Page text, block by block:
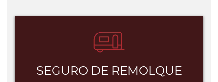
SEGURO DE REMOLQUE